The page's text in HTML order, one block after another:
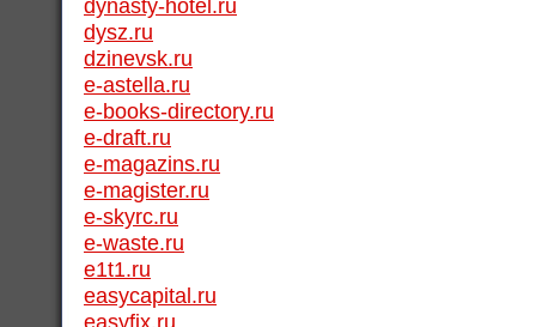
dynasty-hotel.ru
dysz.ru
dzinevsk.ru
e-astella.ru
e-books-directory.ru
e-draft.ru
e-magazins.ru
e-magister.ru
e-skyrc.ru
e-waste.ru
e1t1.ru
easycapital.ru
easyfix.ru